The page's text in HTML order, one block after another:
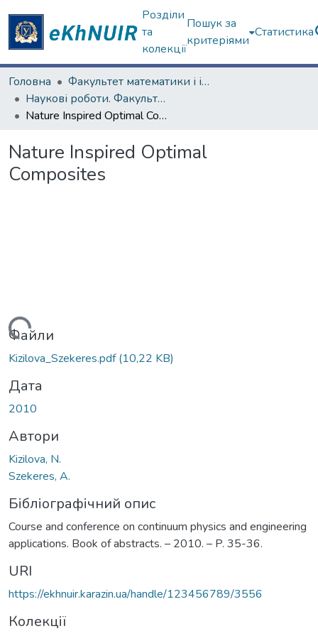
Розділи
та
колекції
Пошук за
критеріями
Статистика
Головна
Факультет математики і інформатики
Наукові роботи. Факультет математики і інформатики
Nature Inspired Optimal Composites
Nature Inspired Optimal
Composites
Вантажиться...
Файли
Kizilova_Szekeres.pdf(10,22 KB)
Дата
2010
Автори
Kizilova, N.
Szekeres, A.
Бібліографічний опис
Course and conference on continuum physics and engineering
applications. Book of abstracts. – 2010. – P. 35-36.
URI
https://ekhnuir.karazin.ua/handle/123456789/3556
Колекції